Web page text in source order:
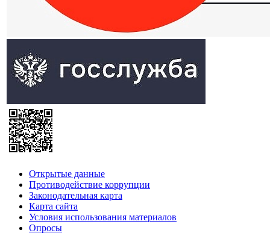
Открытые данные
Противодействие коррупции
Законодательная карта
Карта сайта
Условия использования материалов
Опросы